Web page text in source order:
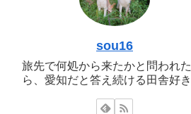
sou16
旅先で何処から来たかと問われた
ら、愛知だと答え続ける田舎好き